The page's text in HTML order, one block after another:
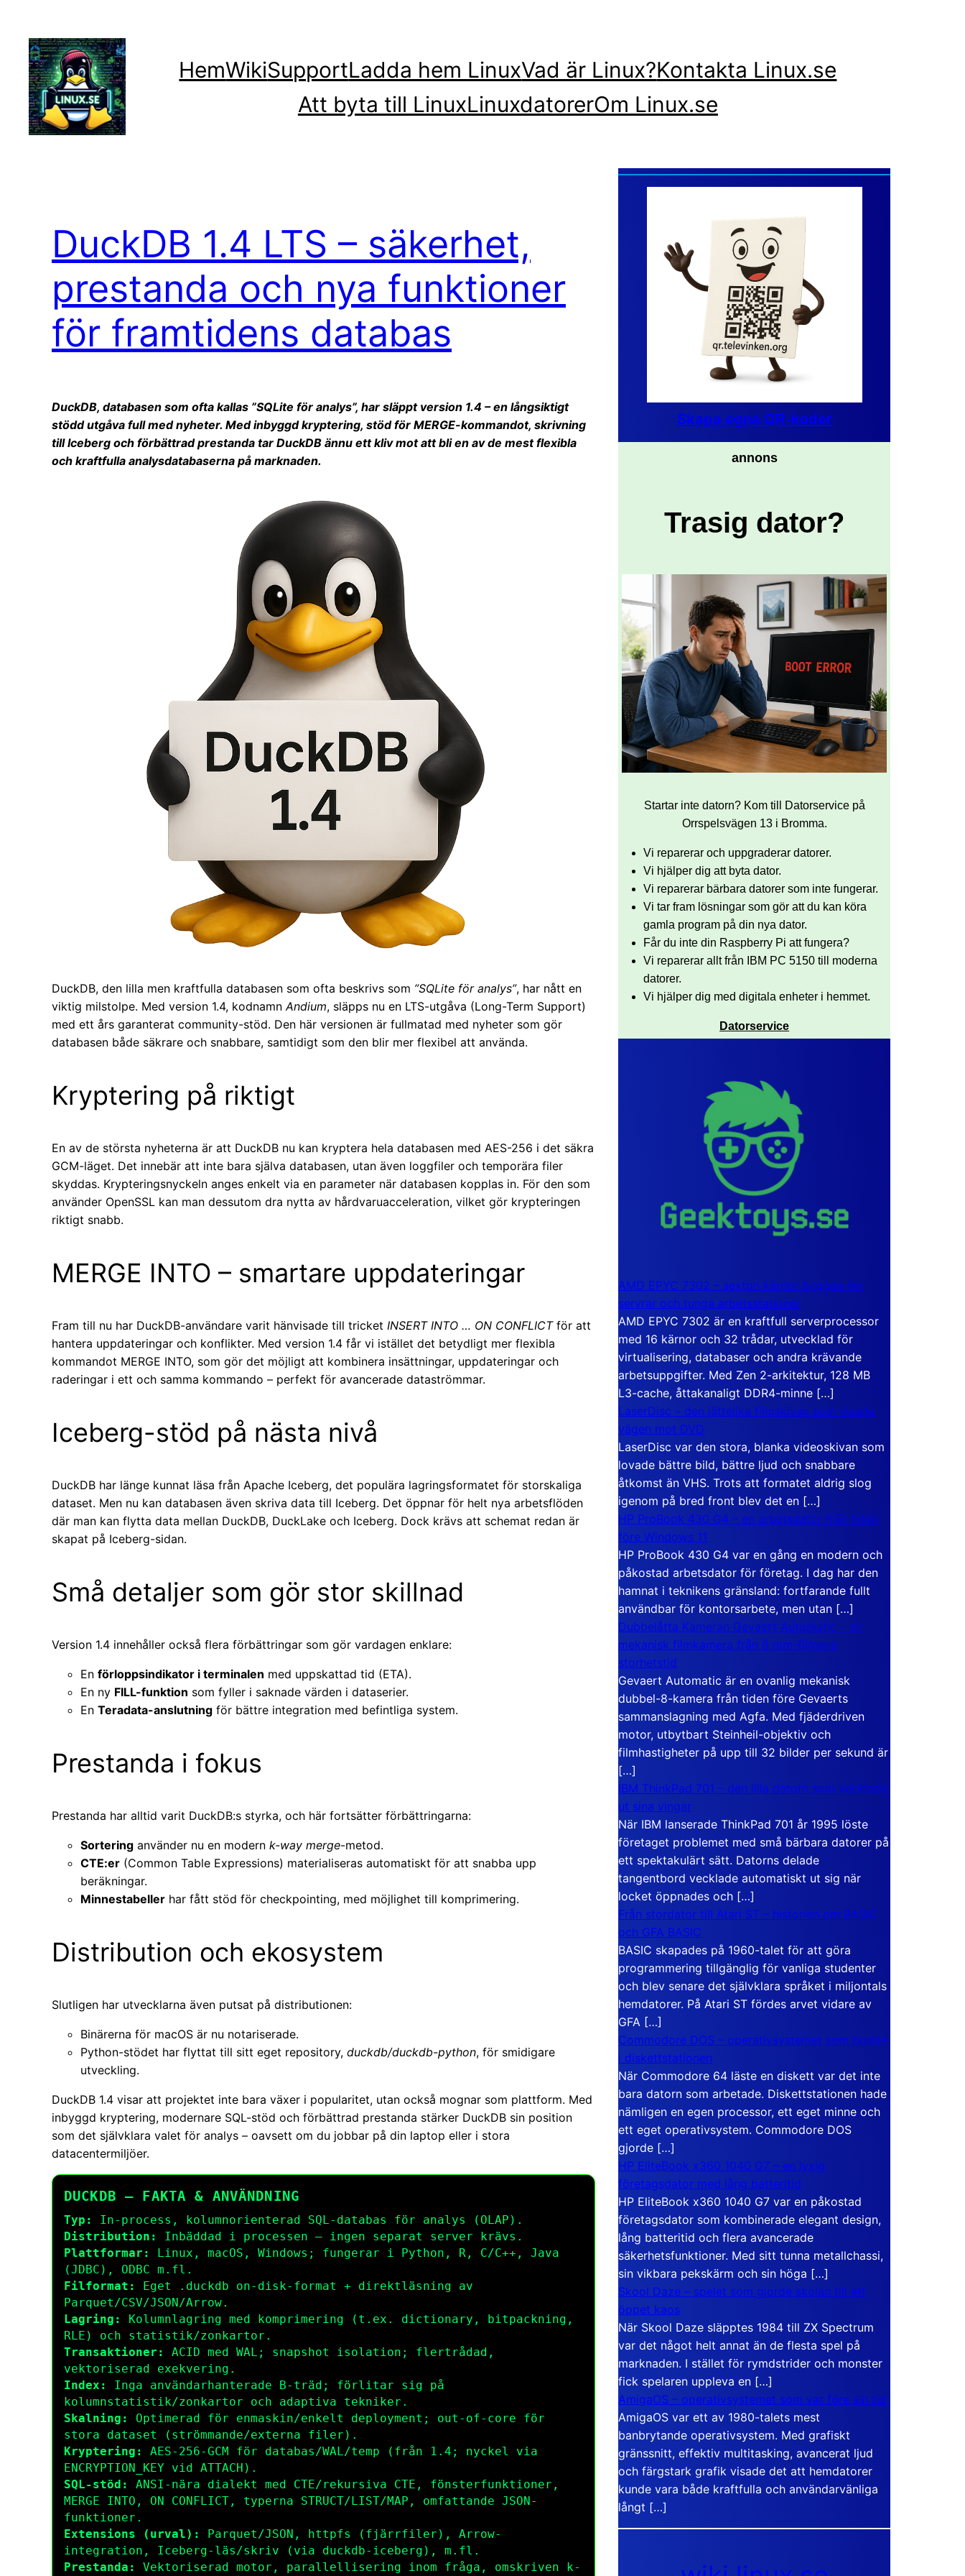
innehåll
HemWikiSupportLadda hem LinuxVad är Linux?Kontakta Linux.se
Att byta till LinuxLinuxdatorerOm Linux.se
DuckDB 1.4 LTS – säkerhet,
prestanda och nya funktioner
för framtidens databas
DuckDB, databasen som ofta kallas ”SQLite för analys”, har släppt version 1.4 – en långsiktigt
stödd utgåva full med nyheter. Med inbyggd kryptering, stöd för MERGE-kommandot, skrivning
till Iceberg och förbättrad prestanda tar DuckDB ännu ett kliv mot att bli en av de mest flexibla
och kraftfulla analysdatabaserna på marknaden.
DuckDB, den lilla men kraftfulla databasen som ofta beskrivs som ”SQLite för analys”, har nått en
viktig milstolpe. Med version 1.4, kodnamnAndium, släpps nu en LTS-utgåva (Long-Term Support)
med ett års garanterat community-stöd. Den här versionen är fullmatad med nyheter som gör
databasen både säkrare och snabbare, samtidigt som den blir mer flexibel att använda.
Kryptering på riktigt
En av de största nyheterna är att DuckDB nu kan kryptera hela databasen med AES-256 i det säkra
GCM-läget. Det innebär att inte bara själva databasen, utan även loggfiler och temporära filer
skyddas. Krypteringsnyckeln anges enkelt via en parameter när databasen kopplas in. För den som
använder OpenSSL kan man dessutom dra nytta av hårdvaruacceleration, vilket gör krypteringen
riktigt snabb.
MERGE INTO – smartare uppdateringar
Fram till nu har DuckDB-användare varit hänvisade till tricket INSERT INTO … ON CONFLICTför att
hantera uppdateringar och konflikter. Med version 1.4 får vi istället det betydligt mer flexibla
kommandot MERGE INTO, som gör det möjligt att kombinera insättningar, uppdateringar och
raderingar i ett och samma kommando – perfekt för avancerade dataströmmar.
Iceberg-stöd på nästa nivå
DuckDB har länge kunnat läsa från Apache Iceberg, det populära lagringsformatet för storskaliga
dataset. Men nu kan databasen även skriva data till Iceberg. Det öppnar för helt nya arbetsflöden
där man kan flytta data mellan DuckDB, DuckLake och Iceberg. Dock krävs att schemat redan är
skapat på Iceberg-sidan.
Små detaljer som gör stor skillnad
Version 1.4 innehåller också flera förbättringar som gör vardagen enklare:
En förloppsindikator i terminalen med uppskattad tid (ETA).
En ny FILL-funktion som fyller i saknade värden i dataserier.
En Teradata-anslutning för bättre integration med befintliga system.
Prestanda i fokus
Prestanda har alltid varit DuckDB:s styrka, och här fortsätter förbättringarna:
Sortering använder nu en modern k-way merge-metod.
CTE:er (Common Table Expressions) materialiseras automatiskt för att snabba upp
beräkningar.
Minnestabeller har fått stöd för checkpointing, med möjlighet till komprimering.
Distribution och ekosystem
Slutligen har utvecklarna även putsat på distributionen:
Binärerna för macOS är nu notariserade.
Python-stödet har flyttat till sitt eget repository, duckdb/duckdb-python, för smidigare
utveckling.
DuckDB 1.4 visar att projektet inte bara växer i popularitet, utan också mognar som plattform. Med
inbyggd kryptering, modernare SQL-stöd och förbättrad prestanda stärker DuckDB sin position
som det självklara valet för analys – oavsett om du jobbar på din laptop eller i stora
datacentermiljöer.
DUCKDB – FAKTA & ANVÄNDNING
Typ:
In-process, kolumnorienterad SQL-databas för analys (OLAP).
Distribution:
Inbäddad i processen – ingen separat server krävs.
Plattformar:
Linux, macOS, Windows; fungerar i Python, R, C/C++, Java
(JDBC), ODBC m.fl.
Filformat:
Eget .duckdb on-disk-format + direktläsning av
Parquet/CSV/JSON/Arrow.
Lagring:
Kolumnlagring med komprimering (t.ex. dictionary, bitpackning,
RLE) och statistik/zonkartor.
Transaktioner:
ACID med WAL; snapshot isolation; flertrådad,
vektoriserad exekvering.
Index:
Inga användarhanterade B-träd; förlitar sig på
kolumnstatistik/zonkartor och adaptiva tekniker.
Skalning:
Optimerad för enmaskin/enkelt deployment; out-of-core för
stora dataset (strömmande/externa filer).
Kryptering:
AES-256-GCM för databas/WAL/temp (från 1.4; nyckel via
ENCRYPTION_KEY vid ATTACH ).
SQL-stöd:
ANSI-nära dialekt med CTE/rekursiva CTE, fönsterfunktioner,
MERGE INTO , ON CONFLICT , typerna STRUCT/ LIST/MAP , omfattande JSON -
funktioner.
Extensions (urval):
Parquet/JSON, httpfs
(fjärrfiler), Arrow-
integration, Iceberg-läs/skriv (via duckdb-iceberg ), m.fl.
Prestanda:
Vektoriserad motor, parallellisering inom fråga, omskriven k-
Skapa egna QR-koder
annons
Trasig dator?
Startar inte datorn? Kom till Datorservice på
Orrspelsvägen 13 i Bromma.
Vi reparerar och uppgraderar datorer.
Vi hjälper dig att byta dator.
Vi reparerar bärbara datorer som inte fungerar.
Vi tar fram lösningar som gör att du kan köra
gamla program på din nya dator.
Får du inte din Raspberry Pi att fungera?
Vi reparerar allt från IBM PC 5150 till moderna
datorer.
Vi hjälper dig med digitala enheter i hemmet.
Datorservice
AMD EPYC 7302 – sexton kärnor byggda för
servrar och tunga arbetsstationer
AMD EPYC 7302 är en kraftfull serverprocessor
med 16 kärnor och 32 trådar, utvecklad för
virtualisering, databaser och andra krävande
arbetsuppgifter. Med Zen 2-arkitektur, 128 MB
L3-cache, åttakanaligt DDR4-minne […]
LaserDisc – den jättelika filmskivan som visade
vägen mot DVD
LaserDisc var den stora, blanka videoskivan som
lovade bättre bild, bättre ljud och snabbare
åtkomst än VHS. Trots att formatet aldrig slog
igenom på bred front blev det en […]
HP ProBook 430 G4 – en arbetsdator från tiden
före Windows 11
HP ProBook 430 G4 var en gång en modern och
påkostad arbetsdator för företag. I dag har den
hamnat i teknikens gränsland: fortfarande fullt
användbar för kontorsarbete, men utan […]
Dubbelåtta Kameran Gevaert Automatic – en
mekanisk filmkamera från 8 mm-filmens
storhetstid
Gevaert Automatic är en ovanlig mekanisk
dubbel-8-kamera från tiden före Gevaerts
sammanslagning med Agfa. Med fjäderdriven
motor, utbytbart Steinheil-objektiv och
filmhastigheter på upp till 32 bilder per sekund är
[…]
IBM ThinkPad 701 – den lilla datorn som vecklade
ut sina vingar
När IBM lanserade ThinkPad 701 år 1995 löste
företaget problemet med små bärbara datorer på
ett spektakulärt sätt. Datorns delade
tangentbord vecklade automatiskt ut sig när
locket öppnades och […]
Från stordator till Atari ST – historien om BASIC
och GFA BASIC
BASIC skapades på 1960-talet för att göra
programmering tillgänglig för vanliga studenter
och blev senare det självklara språket i miljontals
hemdatorer. På Atari ST fördes arvet vidare av
GFA […]
Commodore DOS – operativsystemet som bodde
i diskettstationen
När Commodore 64 läste en diskett var det inte
bara datorn som arbetade. Diskettstationen hade
nämligen en egen processor, ett eget minne och
ett eget operativsystem. Commodore DOS
gjorde […]
HP EliteBook x360 1040 G7 – en lyxig
företagsdator med lång batteritid
HP EliteBook x360 1040 G7 var en påkostad
företagsdator som kombinerade elegant design,
lång batteritid och flera avancerade
säkerhetsfunktioner. Med sitt tunna metallchassi,
sin vikbara pekskärm och sin höga […]
Skool Daze – spelet som gjorde skolan till ett
öppet kaos
När Skool Daze släpptes 1984 till ZX Spectrum
var det något helt annat än de flesta spel på
marknaden. I stället för rymdstrider och monster
fick spelaren uppleva en […]
AmigaOS – operativsystemet som var före sin tid
AmigaOS var ett av 1980-talets mest
banbrytande operativsystem. Med grafiskt
gränssnitt, effektiv multitasking, avancerat ljud
och färgstark grafik visade det att hemdatorer
kunde vara både kraftfulla och användarvänliga
långt […]